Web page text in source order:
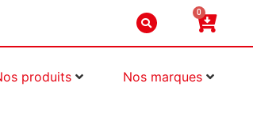
0
produits Nos marques